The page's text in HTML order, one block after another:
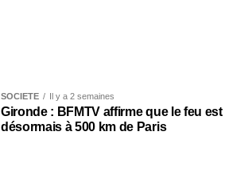
SOCIÉTÉ Il y a 2 semaines
Gironde : BFMTV affirme que le feu est
désormais à 500 km de Paris